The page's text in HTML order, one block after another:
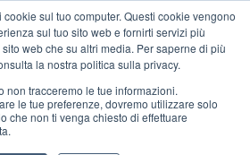
sul tuo computer. Questi cookie vengono
sul tuo sito web e fornirti servizi più
web che su altri media. Per saperne di più
la nostra politica sulla privacy.
non tracceremo le tue informazioni.
le tue preferenze, dovremo utilizzare solo
che non ti venga chiesto di effettuare